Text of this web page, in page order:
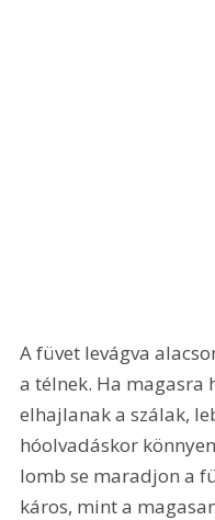
A füvet levágva
a télnek. Ha magasra
elhajlanak a szálak,
hóolvadáskor
lomb se maradjon a
káros, mint a